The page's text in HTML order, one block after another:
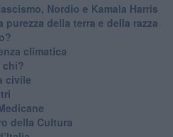
Nordio e Kamala Harris
della terra e della razza
climatica
chi?
civile
della Cultura